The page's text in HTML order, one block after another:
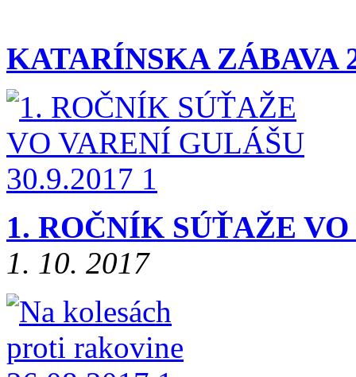
KATARÍNSKA ZÁBAVA
1. ROČNÍK SÚŤAŽE
1. 10. 2017